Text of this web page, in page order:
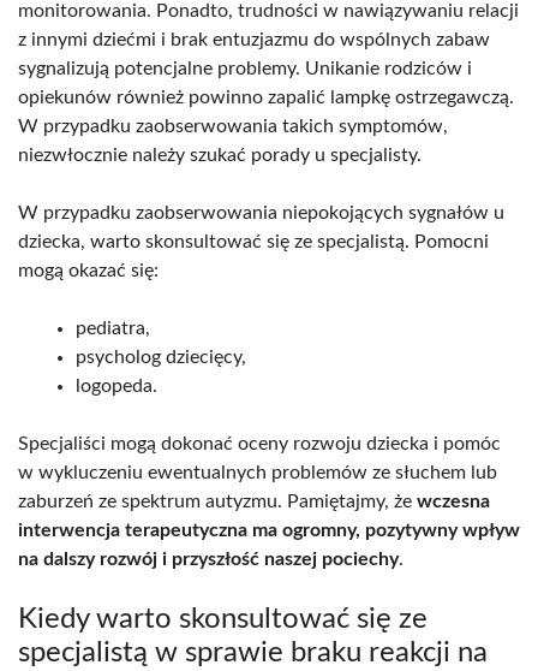
monitorowania. Ponadto, trudności w nawiązywaniu relacji
z innymi dziećmi i brak entuzjazmu do wspólnych zabaw
sygnalizują potencjalne problemy. Unikanie rodziców i
opiekunów również powinno zapalić lampkę ostrzegawczą.
W przypadku zaobserwowania takich symptomów,
niezwłocznie należy szukać porady u specjalisty.
W przypadku zaobserwowania niepokojących sygnałów u
dziecka, warto skonsultować się ze specjalistą. Pomocni
mogą okazać się:
pediatra,
psycholog dziecięcy,
logopeda.
Specjaliści mogą dokonać oceny rozwoju dziecka i pomóc
w wykluczeniu ewentualnych problemów ze słuchem lub
zaburzeń ze spektrum autyzmu. Pamiętajmy, że wczesna
interwencja terapeutyczna ma ogromny, pozytywny wpływ
na dalszy rozwój i przyszłość naszej pociechy.
Kiedy warto skonsultować się ze
specjalistą w sprawie braku reakcji na